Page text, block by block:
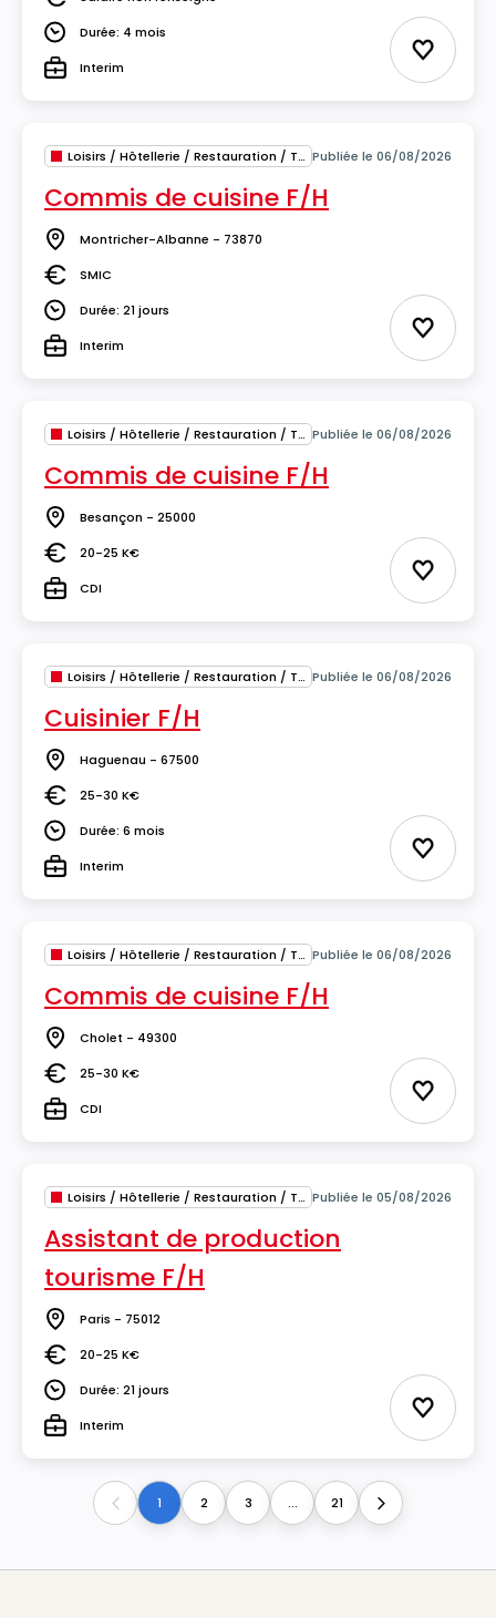
Salaire
DuréeDurée: 4 mois
TypeInterim Ajouter
Loisirs / Hôtellerie / Restauration / Tourisme Publiée le 06/08/2026
Commis de cuisine F/H
Lieu Montricher-Albanne - 73870
Salaire
SMIC
DuréeDurée: 21 jours
TypeInterim Ajouter
Loisirs / Hôtellerie / Restauration / Tourisme Publiée le 06/08/2026
Commis de cuisine F/H
Lieu Besançon - 25000
Salaire20-25 K€
TypeCDI Ajouter
Loisirs / Hôtellerie / Restauration / Tourisme Publiée le 06/08/2026
Cuisinier F/H
Lieu Haguenau - 67500
Salaire25-30 K€
DuréeDurée: 6 mois
TypeInterim Ajouter
Loisirs / Hôtellerie / Restauration / Tourisme Publiée le 06/08/2026
Commis de cuisine F/H
Lieu Cholet - 49300
Salaire25-30 K€
TypeCDI Ajouter
Loisirs / Hôtellerie / Restauration / Tourisme Publiée le 05/08/2026
Assistant de production
tourisme F/H
Lieu Paris - 75012
Salaire20-25 K€
DuréeDurée: 21 jours
TypeInterim Ajouter
Previous1 2 3 ... 21 Next